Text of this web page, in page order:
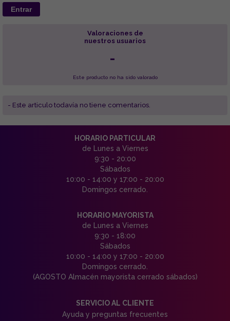
Entrar
Valoraciones de
nuestros usuarios
-
Este producto no ha sido valorado
- Este articulo todavía no tiene comentarios.
HORARIO PARTICULAR
de Lunes a Viernes
9:30 - 20:00
Sábados
10:00 - 14:00 y 17:00 - 20:00
Domingos cerrado.
HORARIO MAYORISTA
de Lunes a Viernes
9:30 - 18:00
Sábados
10:00 - 14:00 y 17:00 - 20:00
Domingos cerrado.
(AGOSTO Almacén mayorista cerrado sábados)
SERVICIO AL CLIENTE
Ayuda y preguntas frecuentes